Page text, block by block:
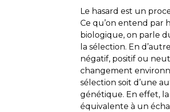
Le hasard est un
Ce qu’on entend par
biologique, on parle
la sélection. En
négatif, positif ou
changement
sélection soit d’une
génétique. En effet,
équivalente à un